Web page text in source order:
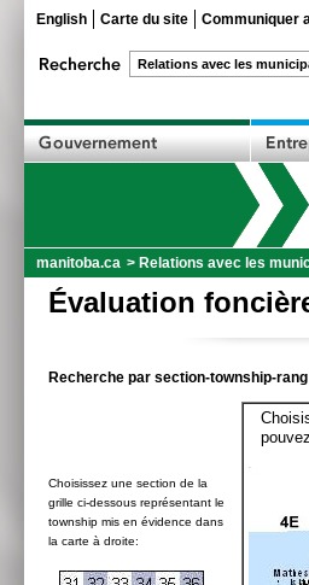
English Carte du site Communiquer
manitoba.ca > Relations avec les
Évaluation
Recherche par section-township-rang
Choisissez une section de la
grille ci-dessous représentant le
township mis en évidence dans
la carte à droite: